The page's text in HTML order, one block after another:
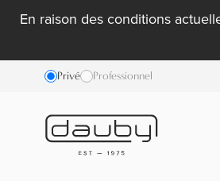
En raison des conditions
Privé Professionnel